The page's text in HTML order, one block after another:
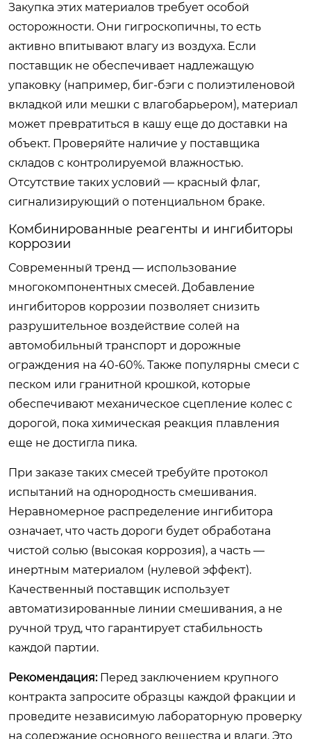
Закупка этих материалов требует особой
осторожности. Они гигроскопичны, то есть
активно впитывают влагу из воздуха. Если
поставщик не обеспечивает надлежащую
упаковку (например, биг-бэги с полиэтиленовой
вкладкой или мешки с влагобарьером), материал
может превратиться в кашу еще до доставки на
объект. Проверяйте наличие у поставщика
складов с контролируемой влажностью.
Отсутствие таких условий — красный флаг,
сигнализирующий о потенциальном браке.
Комбинированные реагенты и ингибиторы
коррозии
Современный тренд — использование
многокомпонентных смесей. Добавление
ингибиторов коррозии позволяет снизить
разрушительное воздействие солей на
автомобильный транспорт и дорожные
ограждения на 40-60%. Также популярны смеси с
песком или гранитной крошкой, которые
обеспечивают механическое сцепление колес с
дорогой, пока химическая реакция плавления
еще не достигла пика.
При заказе таких смесей требуйте протокол
испытаний на однородность смешивания.
Неравномерное распределение ингибитора
означает, что часть дороги будет обработана
чистой солью (высокая коррозия), а часть —
инертным материалом (нулевой эффект).
Качественный поставщик использует
автоматизированные линии смешивания, а не
ручной труд, что гарантирует стабильность
каждой партии.
Рекомендация:Перед заключением крупного
контракта запросите образцы каждой фракции и
проведите независимую лабораторную проверку
на содержание основного вещества и влаги. Это